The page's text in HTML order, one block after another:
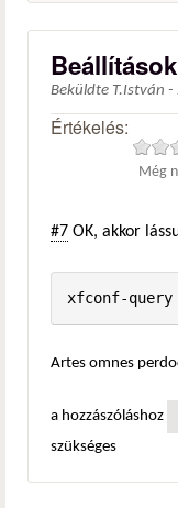
Beállítások
Beküldte T.István -
Értékelés:
Még
#7 OK, akkor
xfconf-
Artes omnes
a hozzászóláshoz
szükséges